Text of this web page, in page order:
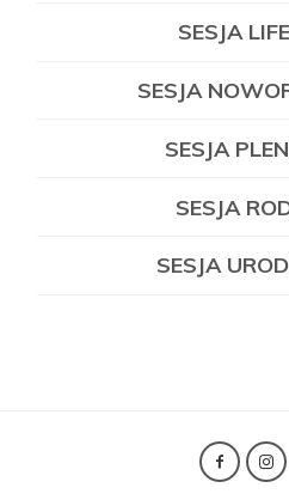
SESJA
SESJA
SESJA
SESJA
SESJA